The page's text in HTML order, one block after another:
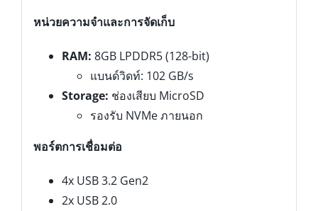
หน่วยความจำและการจัดเก็บ
RAM: 8GB LPDDR5 (128-bit)
แบนด์วิดท์: 102 GB/s
Storage: ช่องเสียบ MicroSD
รองรับ NVMe ภายนอก
พอร์ตการเชื่อมต่อ
4x USB 3.2 Gen2
2x USB 2.0